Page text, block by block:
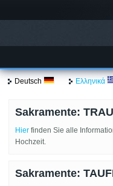
Deutsch Ελληνικά
Sakramente:
Hier finden Sie alle
Hochzeit.
Sakramente: